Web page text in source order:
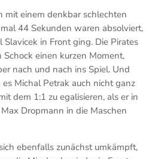
mit einem denkbar schlechten
44 Sekunden waren absolviert,
in Front ging. Die Pirates
einen kurzen Moment,
nach und nach ins Spiel. Und
Michal Petrak auch nicht ganz
dem 1:1 zu egalisieren, als er in
Dropmann in die Maschen
ebenfalls zunächst umkämpft,